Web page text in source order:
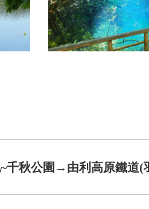
千秋公園→由利高原鐵道(